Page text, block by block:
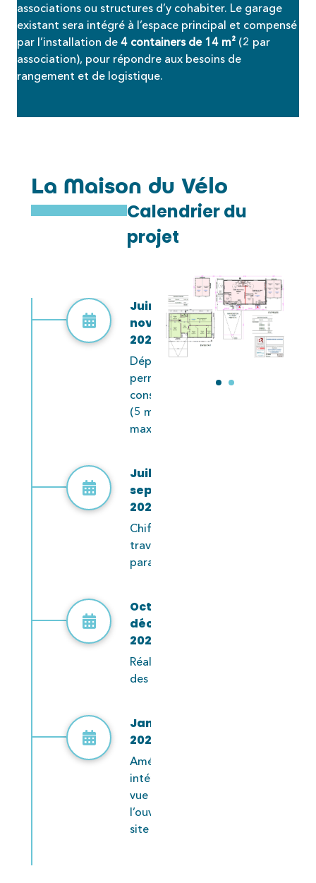
associations ou structures d’y cohabiter. Le garage
existant sera intégré à l’espace principal et compensé
par l’installation de 4 containers de 14 m² (2 par
association), pour répondre aux besoins de
rangement et de logistique.
La Maison du Vélo
Calendrier du
projet
Juin à
novembre
2025
Dépôt du
permis de
construire
(5 mois
maximum)
Juillet à
septembre
2025
Chiffrage des
travaux en
parallèle
Octobre à
décembre
2025
Réalisation
des travaux
Janvier
2026
Aménagement
intérieur en
vue de
l’ouverture du
site